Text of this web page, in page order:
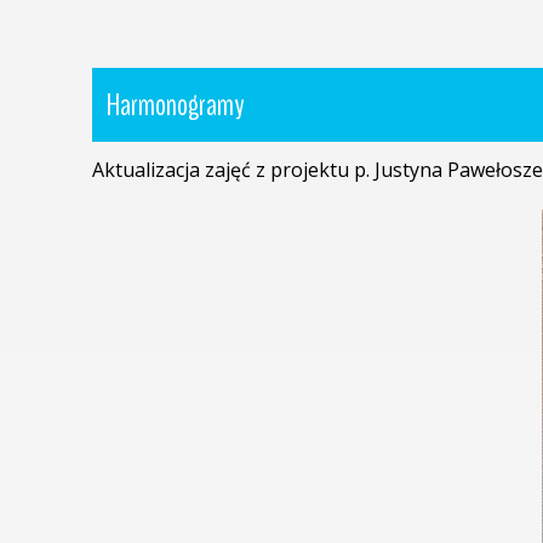
Harmonogramy
Aktualizacja zajęć z projektu p. Justyna